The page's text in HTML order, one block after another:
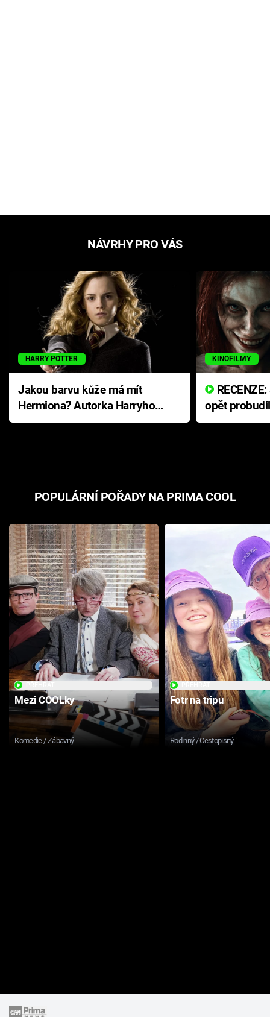
NÁVRHY PRO VÁS
HARRY POTTER
Jakou barvu kůže má mít
Hermiona? Autorka Harryho
Pottera přišla s ráznou
KINOFILMY
opět
přichází s
POPULÁRNÍ POŘADY NA PRIMA COOL
Mezi COOLky
Komedie / Zábavný
Fotr na tripu
Rodinný / Cestopisný